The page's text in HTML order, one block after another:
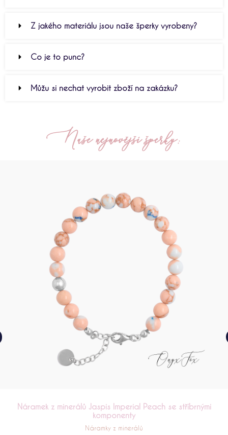
Z jakého materiálu jsou naše šperky vyrobeny?
Co je to punc?
Můžu si nechat vyrobit zboží na zakázku?
Naše nejnovější šperky:
Náramek z minerálů Perleť Light Orange se stříbrnými
komponenty
Náramky z minerálů